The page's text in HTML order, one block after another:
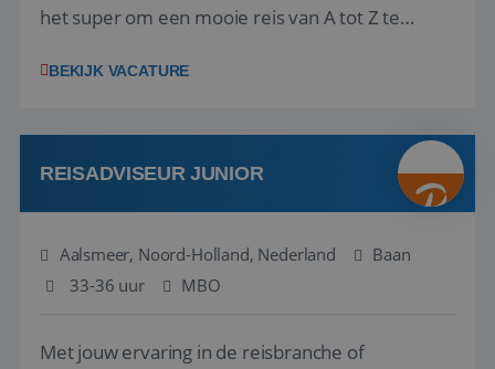
het super om een mooie reis van A tot Z te
vakantiegangers de meest prachtige plekjes op
werken: of het nu gaat om vragen ...
BEKIJK VACATURE
REISADVISEUR JUNIOR
Aalsmeer, Noord-Holland, Nederland
Baan
33-36 uur
MBO
Met jouw ervaring in de reisbranche of